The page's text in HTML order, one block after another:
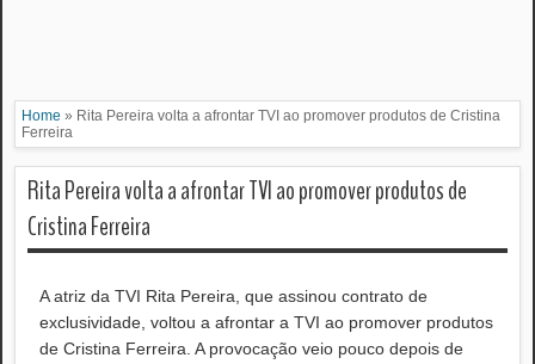
Home » Rita Pereira volta a afrontar TVI ao promover produtos de Cristina
Ferreira
Rita Pereira volta a afrontar TVI ao promover produtos de
Cristina Ferreira
A atriz da TVI Rita Pereira, que assinou contrato de
exclusividade, voltou a afrontar a TVI ao promover produtos
de Cristina Ferreira. A provocação veio pouco depois de